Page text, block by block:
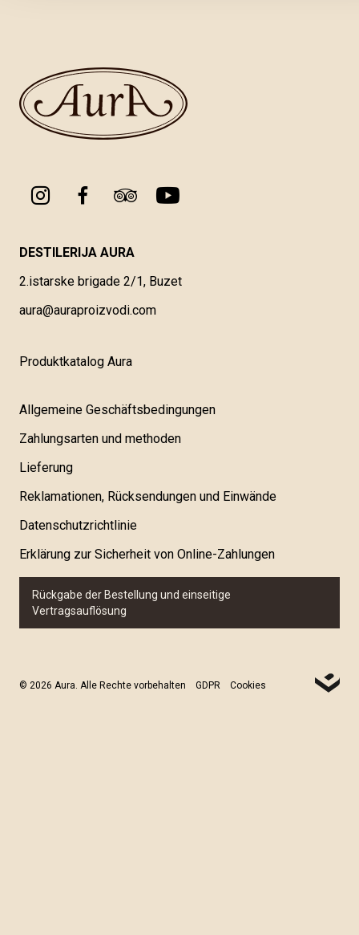
DESTILERIJA AURA
2.istarske brigade 2/1, Buzet
aura@auraproizvodi.com
Produktkatalog Aura
Allgemeine Geschäftsbedingungen
Zahlungsarten und methoden
Lieferung
Reklamationen, Rücksendungen und Einwände
Datenschutzrichtlinie
Erklärung zur Sicherheit von Online-Zahlungen
Rückgabe der Bestellung und einseitige
Vertragsauflösung
© 2026 Aura. Alle Rechte vorbehalten GDPR Cookies